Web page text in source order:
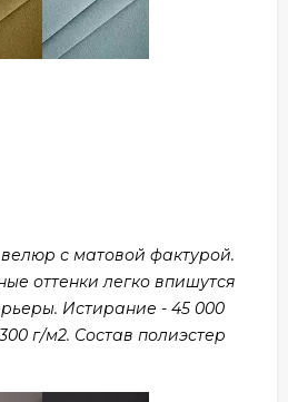
с матовой фактурой.
оттенки легко впишутся
Истирание - 45 000
г/м2. Состав полиэстер